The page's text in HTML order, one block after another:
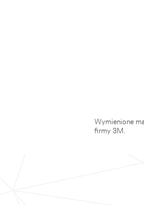
Wymienione
firmy 3M.